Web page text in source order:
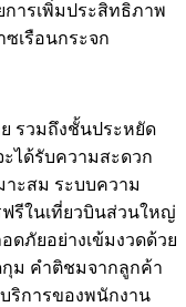
การเพิ่มประสิทธิภาพ
เรือนกระจก
รวมถึงชั้นประหยัด
ะได้รับความสะดวก
าะสม ระบบความ
รีในเที่ยวบินส่วนใหญ่
ภัยอย่างเข้มงวดด้วย
กุม คำติชมจากลูกค้า
ริการของพนักงาน